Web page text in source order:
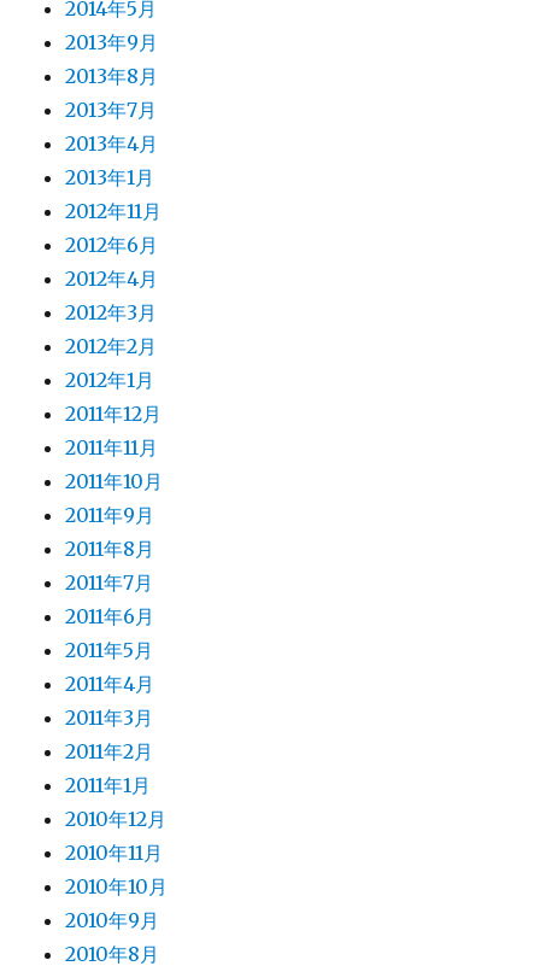
2014年5月
2013年9月
2013年8月
2013年7月
2013年4月
2013年1月
2012年11月
2012年6月
2012年4月
2012年3月
2012年2月
2012年1月
2011年12月
2011年11月
2011年10月
2011年9月
2011年8月
2011年7月
2011年6月
2011年5月
2011年4月
2011年3月
2011年2月
2011年1月
2010年12月
2010年11月
2010年10月
2010年9月
2010年8月